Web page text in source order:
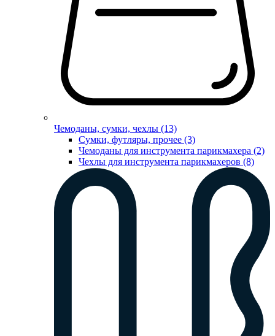
Чемоданы, сумки, чехлы (13)
Сумки, футляры, прочее (3)
Чемоданы для инструмента парикмахера (2)
Чехлы для инструмента парикмахеров (8)